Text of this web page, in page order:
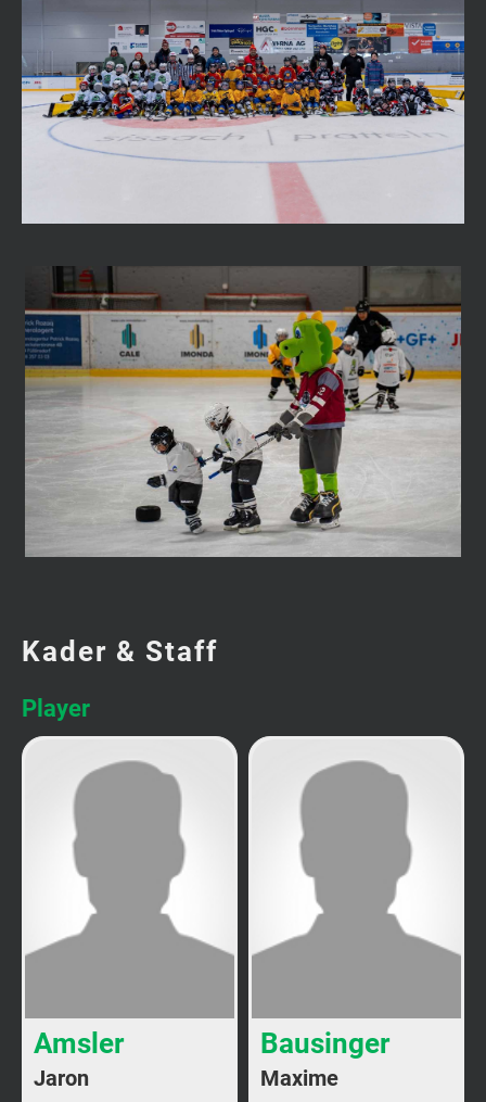
Kader & Staff
Player
Amsler
Jaron
Bausinger
Maxime